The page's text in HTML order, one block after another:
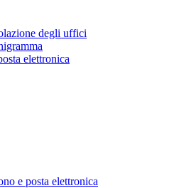
degli uffici
elettronica
e posta elettronica